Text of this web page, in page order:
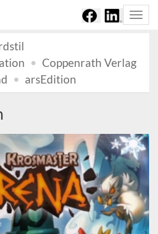
Coppenrath Verlag
arsEdition